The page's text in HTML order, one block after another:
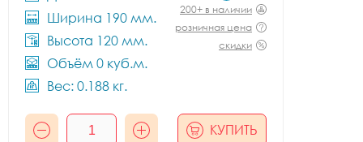
Ширина 190 мм.
Высота 120 мм.
Объём 0 куб.м.
Вес: 0.188 кг.
200+ в наличии
розничная цена
скидки
КУПИТЬ